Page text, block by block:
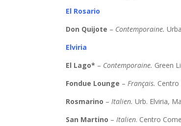
El Rosario
Don Quijote – Contemporaine.
Elviria
El Lago* – Contemporaine. Green
Fondue Lounge – Français.
Rosmarino – Italien.Urb. Elviria,
San Martino – Italien. Centro